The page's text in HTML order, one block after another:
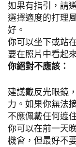
如果有指引，請
選擇適度的打理
好。
你可以坐下或站
要在照片中看起
你絕對不應該：
建議戴反光眼鏡
力。如果你無法
不應佩戴任何遮
你可以在前一天
機會，但最好不